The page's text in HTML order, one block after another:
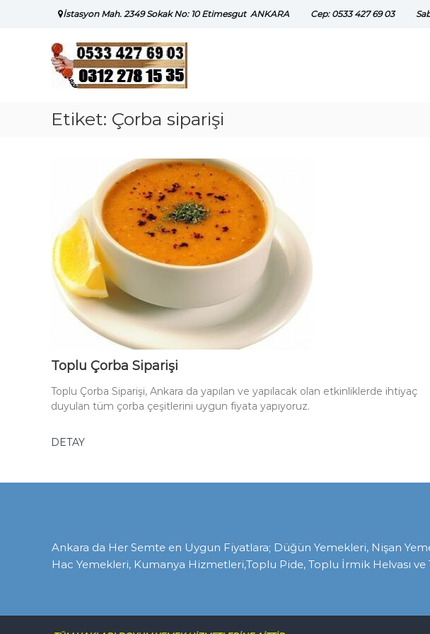
İstasyon Mah. 2349 Sokak No: 10 Etimesgut ANKARA Cep: 0533 427 69 03
Etiket: Çorba siparişi
Toplu Çorba Siparişi
Toplu Çorba Siparişi, Ankara da yapılan ve yapılacak olan etkinliklerde ihtiyaç
duyulan tüm çorba çeşitlerini uygun fiyata yapıyoruz.
DETAY
Ankara da Her Semte en Uygun Fiyatlara; Düğün Yemekleri, Nişan
Hac Yemekleri, Kumanya Hizmetleri,Toplu Pide, Toplu İrmik Helvası